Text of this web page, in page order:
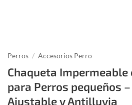
Perros / Accesorios Perro
Chaqueta Impermeable
para Perros pequeños
Ajustable y Antilluvia